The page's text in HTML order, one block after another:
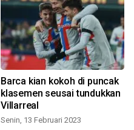
Barca kian kokoh di puncak
klasemen seusai tundukkan
Villarreal
Senin, 13 Februari 2023